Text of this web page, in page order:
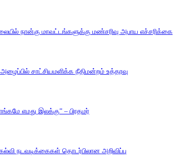
நான்கு மாவட்டங்களுக்கு மண்சரிவு அபாய எச்சரிக்கை
சாட்சியமளிக்க நீதிமன்றம் உத்தரவு
எமது இலக்கு” – பிரதமர்
நடவடிக்கைகள் தொடர்பிலான அறிவிப்பு